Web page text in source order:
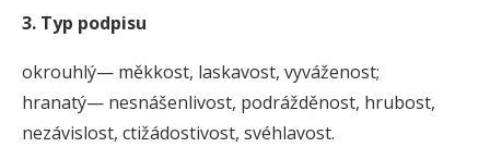
3. Typ podpisu
okrouhlý— měkkost, laskavost, vyváženost;
hranatý— nesnášenlivost, podrážděnost, hrubost,
nezávislost, ctižádostivost, svéhlavost.